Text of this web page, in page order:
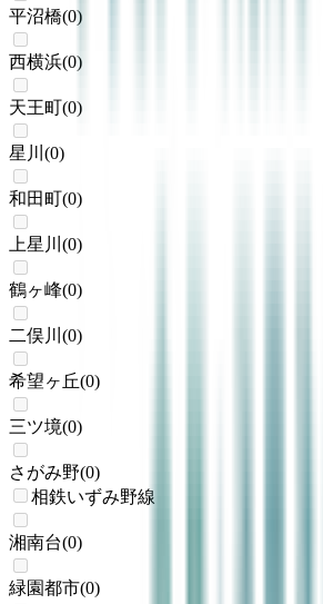
平沼橋(0)
西横浜(0)
天王町(0)
星川 (0)
和田町(0)
上星川 (0)
鶴ヶ峰(0)
二俣川 (0)
希望ヶ丘(0)
三ツ境(0)
さがみ野(0)
相鉄いずみ野線
湘南台(0)
緑園都市(0)